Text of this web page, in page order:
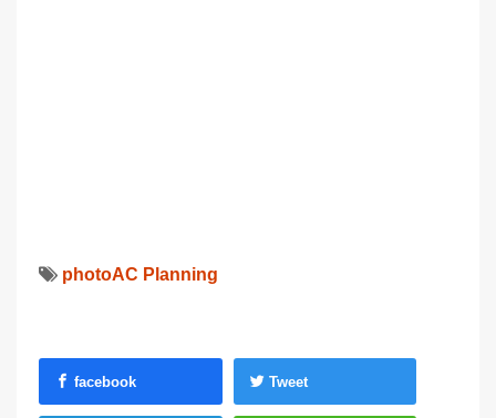
photoAC Planning
facebook Tweet